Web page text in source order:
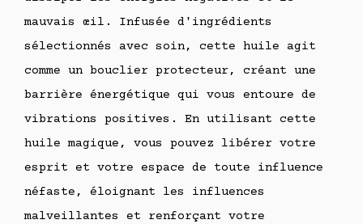
mauvais œil. Infusée d'ingrédients
sélectionnés avec soin, cette huile agit
comme un bouclier protecteur, créant une
barrière énergétique qui vous entoure de
vibrations positives. En utilisant cette
huile magique, vous pouvez libérer votre
esprit et votre espace de toute influence
néfaste, éloignant les influences
malveillantes et renforçant votre